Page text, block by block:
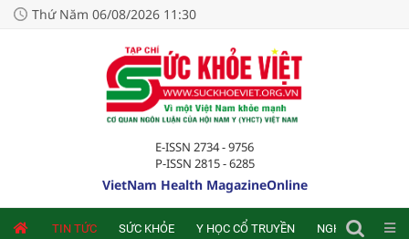
Thứ Năm 06/08/2026 11:30
E-ISSN 2734 - 9756
P-ISSN 2815 - 6285
VietNam Health MagazineOnline
TIN TỨC SỨC KHỎE Y HỌC CỔ TRUYỀN NGHIÊN CỨU